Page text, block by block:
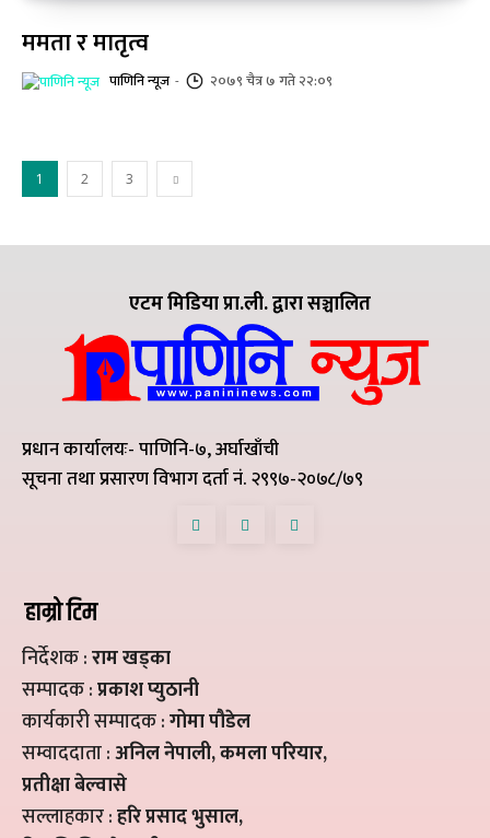
ममता र मातृत्व
पाणिनि न्यूज - २०७९ चैत्र ७ गते २२:०९
1 2 3
एटम मिडिया प्रा.ली. द्वारा सञ्चालित
प्रधान कार्यालयः- पाणिनि-७, अर्घाखाँची
सूचना तथा प्रसारण विभाग दर्ता नं. २९९७-२०७८/७९
हाम्रो टिम
निर्देशक :राम खड्का
सम्पादक :प्रकाश प्युठानी
कार्यकारी सम्पादक :गोमा पौडेल
सम्वाददाता :अनिल नेपाली, कमला परियार,
प्रतीक्षा बेल्वासे
सल्लाहकार :हरि प्रसाद भुसाल,